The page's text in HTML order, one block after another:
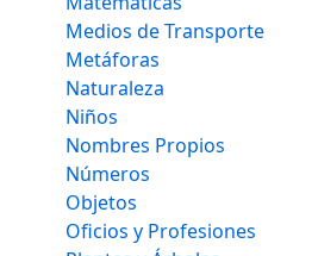
Medios de Transporte
Metáforas
Naturaleza
Niños
Nombres Propios
Números
Objetos
Oficios y Profesiones